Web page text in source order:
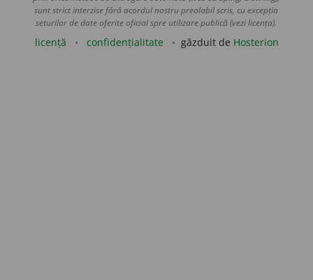
sunt strict interzise fără acordul nostru prealabil scris, cu excepția
seturilor de date oferite oficial spre utilizare publică (vezi licența).
licență confidențialitate găzduit de Hosterion